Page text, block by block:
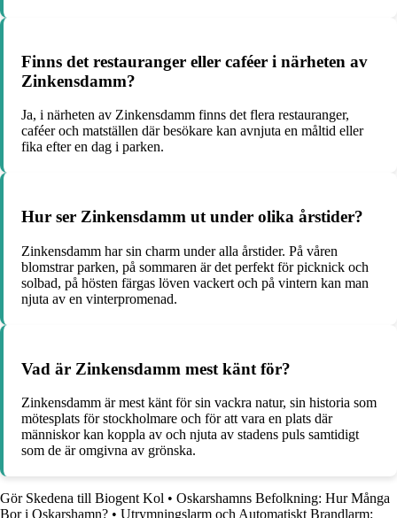
Finns det restauranger eller caféer i närheten av
Zinkensdamm?
Ja, i närheten av Zinkensdamm finns det flera restauranger,
caféer och matställen där besökare kan avnjuta en måltid eller
fika efter en dag i parken.
Hur ser Zinkensdamm ut under olika årstider?
Zinkensdamm har sin charm under alla årstider. På våren
blomstrar parken, på sommaren är det perfekt för picknick och
solbad, på hösten färgas löven vackert och på vintern kan man
njuta av en vinterpromenad.
Vad är Zinkensdamm mest känt för?
Zinkensdamm är mest känt för sin vackra natur, sin historia som
mötesplats för stockholmare och för att vara en plats där
människor kan koppla av och njuta av stadens puls samtidigt
som de är omgivna av grönska.
Gör Skedena till Biogent Kol • Oskarshamns Befolkning: Hur Många
Bor i Oskarshamn? • Utrymningslarm och Automatiskt Brandlarm: